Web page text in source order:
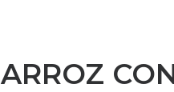
ARROZ